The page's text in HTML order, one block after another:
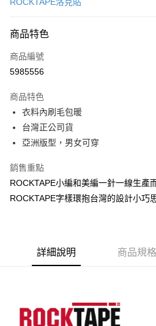
LINE Pay
Apple Pay
悠遊付
Google Pay
全盈+PAY
AFTEE先享後付
相關說明
【關於「AFTEE先享後付」】
３．安心：先確認商品／服務後，再付款。
結帳頁面，進行簡訊認證並確認金額後，
２．訂單成立數日內，您將收到繳費通知簡
３．收到繳費通知簡訊後14天內，點擊此
全家取貨付款
每筆NT$70，滿NT$5,000(含以上)免運
商品特色
商品編號
5985556
商品特色
衣料內刷毛包暖
台灣正公司貨
亞洲版型，男女可穿
銷售重點
ROCKTAPE小編和美編一針一線生產
ROCKTAPE字樣環抱台灣的設計小巧
詳細說明 商品規格